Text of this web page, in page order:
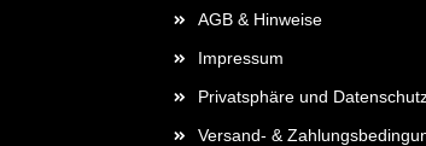
AGB & Hinweise
Impressum
Privatsphäre und
Versand- &